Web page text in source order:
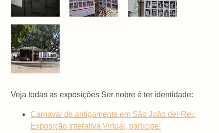
Veja todas as exposições Ser nobre é ter identidade:
Carnaval de antigamente em São João del-Rei:
Exposição Interativa Virtual, participe!